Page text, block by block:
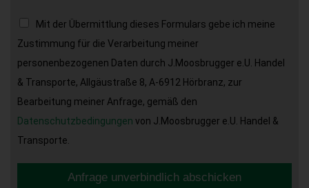
Mit der Übermittlung dieses Formulars gebe ich meine
Zustimmung für die Verarbeitung meiner
personenbezogenen Daten durch J.Moosbrugger e.U. Handel
& Transporte, Allgäustraße 8, A-6912 Hörbranz, zur
Bearbeitung meiner Anfrage, gemäß den
Datenschutzbedingungen von J.Moosbrugger e.U. Handel &
Transporte.
Anfrage unverbindlich abschicken